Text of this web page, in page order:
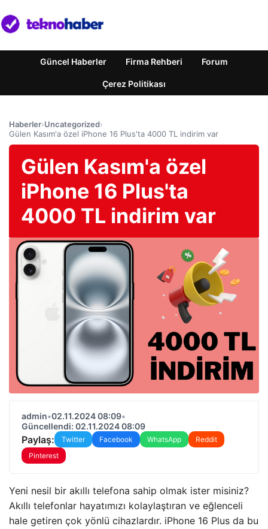
Güncel Haberler Firma Rehberi Forum
Çerez Politikası
Haberler›Uncategorized›
Gülen Kasım'a özel iPhone 16 Plus'ta 4000 TL indirim var
Gülen Kasım'a özel
iPhone 16 Plus'ta
4000 TL indirim var
admin•02.11.2024 08:09•
Güncellendi: 02.11.2024 08:09
Paylaş: Twitter Facebook WhatsApp
Reddit
Pinterest
Yeni nesil bir akıllı telefona sahip olmak ister misiniz?
Akıllı telefonlar hayatımızı kolaylaştıran ve eğlenceli
hale getiren çok yönlü cihazlardır. iPhone 16 Plus da bu